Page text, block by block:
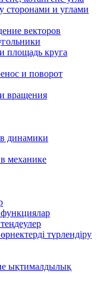
сторонами и углами
векторов
площадь круга
и поворот
вращения
динамики
механике
түрлендіру
ықтималдылық